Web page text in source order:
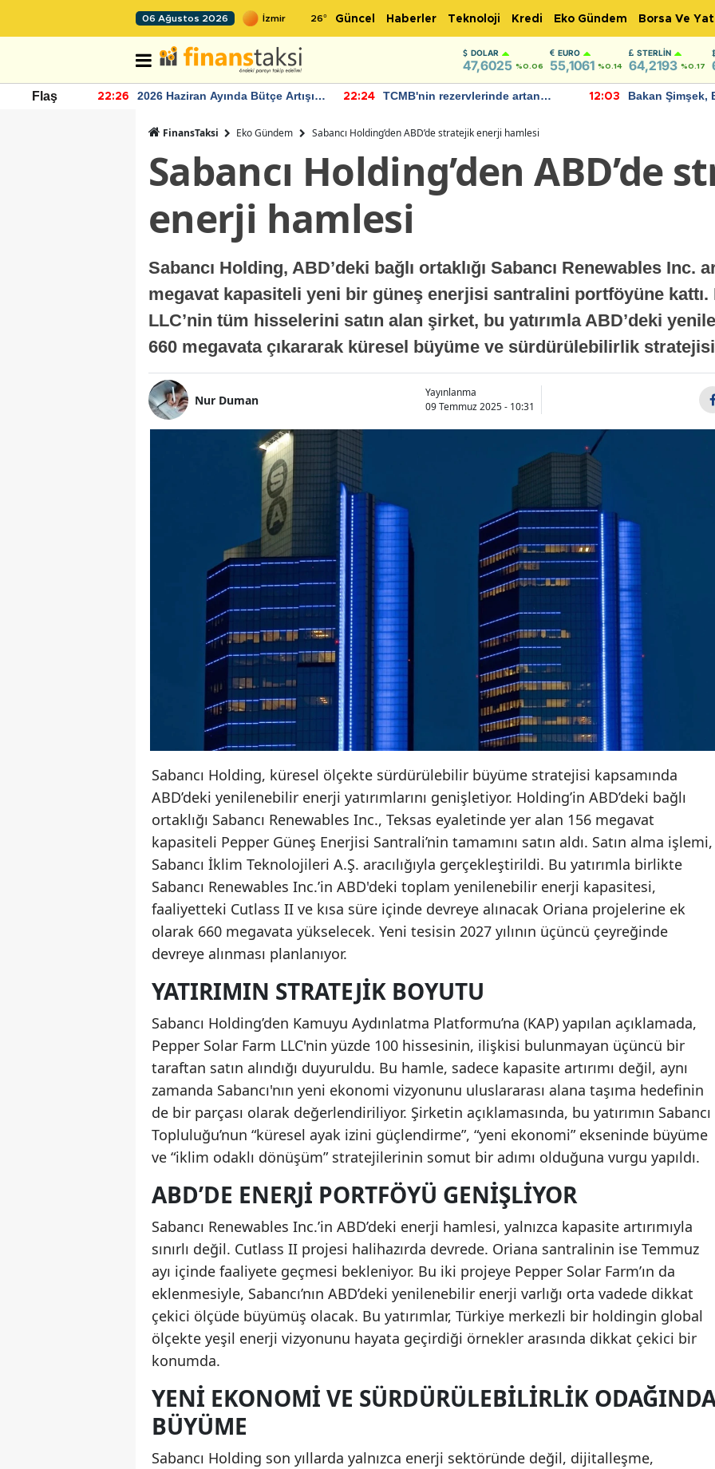
06 Ağustos 2026 26° Güncel Haberler Teknoloji Kredi Eko Gündem Borsa Ve
DOLAR
47,6025 %0.06
EURO
55,1061 %0.14
STERLIN
64,2193 %0.17
Flaş 22:26
2026 Haziran Ayında Bütçe Artışı
22:24
TCMB'nin rezervlerinde artan
12:03
Bakan Şimşek,
FinansTaksi Eko Gündem Sabancı Holding’den ABD’de stratejik enerji hamlesi
Sabancı Holding’den ABD’de
enerji hamlesi
Sabancı Holding, ABD’deki bağlı ortaklığı Sabancı Renewables Inc.
megavat kapasiteli yeni bir güneş enerjisi santralini portföyüne
LLC’nin tüm hisselerini satın alan şirket, bu yatırımla ABD’deki
660 megavata çıkararak küresel büyüme ve sürdürülebilirlik
Nur Duman
Yayınlanma
09 Temmuz 2025 - 10:31
Sabancı Holding, küresel ölçekte sürdürülebilir büyüme stratejisi kapsamında
ABD’deki yenilenebilir enerji yatırımlarını genişletiyor. Holding’in ABD’deki bağlı
ortaklığı Sabancı Renewables Inc., Teksas eyaletinde yer alan 156 megavat
kapasiteli Pepper Güneş Enerjisi Santrali’nin tamamını satın aldı. Satın alma işlemi,
Sabancı İklim Teknolojileri A.Ş. aracılığıyla gerçekleştirildi. Bu yatırımla birlikte
Sabancı Renewables Inc.’in ABD'deki toplam yenilenebilir enerji kapasitesi,
faaliyetteki Cutlass II ve kısa süre içinde devreye alınacak Oriana projelerine ek
olarak 660 megavata yükselecek. Yeni tesisin 2027 yılının üçüncü çeyreğinde
devreye alınması planlanıyor.
YATIRIMIN STRATEJIK BOYUTU
Sabancı Holding’den Kamuyu Aydınlatma Platformu’na (KAP) yapılan açıklamada,
Pepper Solar Farm LLC'nin yüzde 100 hissesinin, ilişkisi bulunmayan üçüncü bir
taraftan satın alındığı duyuruldu. Bu hamle, sadece kapasite artırımı değil, aynı
zamanda Sabancı'nın yeni ekonomi vizyonunu uluslararası alana taşıma hedefinin
de bir parçası olarak değerlendiriliyor. Şirketin açıklamasında, bu yatırımın Sabancı
Topluluğu’nun “küresel ayak izini güçlendirme”, “yeni ekonomi” ekseninde büyüme
ve “iklim odaklı dönüşüm” stratejilerinin somut bir adımı olduğuna vurgu yapıldı.
ABD’DE ENERJI PORTFÖYÜ GENIŞLIYOR
Sabancı Renewables Inc.’in ABD’deki enerji hamlesi, yalnızca kapasite artırımıyla
sınırlı değil. Cutlass II projesi halihazırda devrede. Oriana santralinin ise Temmuz
ayı içinde faaliyete geçmesi bekleniyor. Bu iki projeye Pepper Solar Farm’ın da
eklenmesiyle, Sabancı’nın ABD’deki yenilenebilir enerji varlığı orta vadede dikkat
çekici ölçüde büyümüş olacak. Bu yatırımlar, Türkiye merkezli bir holdingin global
ölçekte yeşil enerji vizyonunu hayata geçirdiği örnekler arasında dikkat çekici bir
konumda.
YENI EKONOMI VE SÜRDÜRÜLEBILIRLIK
BÜYÜME
Sabancı Holding son yıllarda yalnızca enerji sektöründe değil, dijitalleşme,